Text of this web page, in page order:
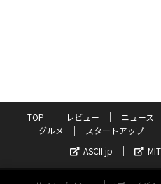
TOP レビュー ニュース
グルメ
スタートアップ
ASCII.jp